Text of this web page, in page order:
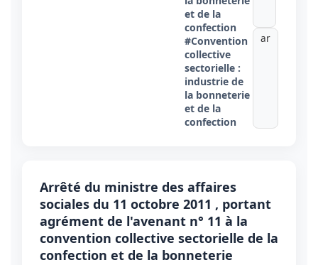
et de la
confection
#Convention
collective
sectorielle :
industrie de
la bonneterie
et de la
confection
ar
Arrêté du ministre des affaires
sociales du 11 octobre 2011 , portant
agrément de l'avenant n° 11 à la
convention collective sectorielle de la
confection et de la bonneterie